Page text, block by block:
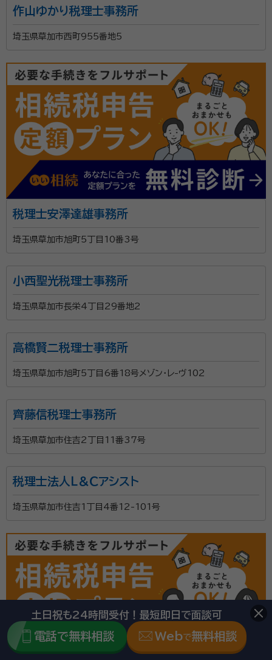
作山ゆかり税理士事務所
埼玉県草加市西町955番地5
税理士安澤達雄事務所
埼玉県草加市旭町5丁目10番3号
小西聖光税理士事務所
埼玉県草加市長栄4丁目29番地2
高橋賢二税理士事務所
埼玉県草加市旭町5丁目6番18号メゾン・レ-ヴ102
齊藤信税理士事務所
埼玉県草加市住吉2丁目11番37号
税理士法人Ｌ＆Ｃアシスト
埼玉県草加市住吉1丁目4番12-101号
土日祝も24時間受付！最短即日で面談可
電話で無料相談 Webで無料相談